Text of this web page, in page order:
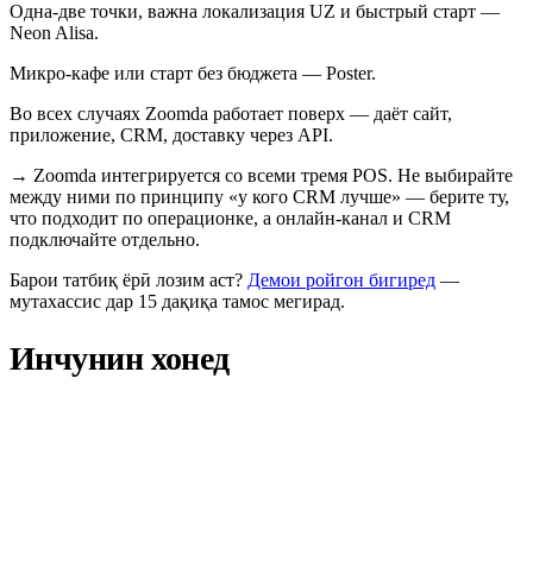
Одна-две точки, важна локализация UZ и быстрый старт —
Neon Alisa.
Микро-кафе или старт без бюджета — Poster.
Во всех случаях Zoomda работает поверх — даёт сайт,
приложение, CRM, доставку через API.
→ Zoomda интегрируется со всеми тремя POS. Не выбирайте
между ними по принципу «у кого CRM лучше» — берите ту,
что подходит по операционке, а онлайн-канал и CRM
подключайте отдельно.
Барои татбиқ ёрӣ лозим аст? Демои ройгон бигиред —
мутахассис дар 15 дақиқа тамос мегирад.
Инчунин хонед